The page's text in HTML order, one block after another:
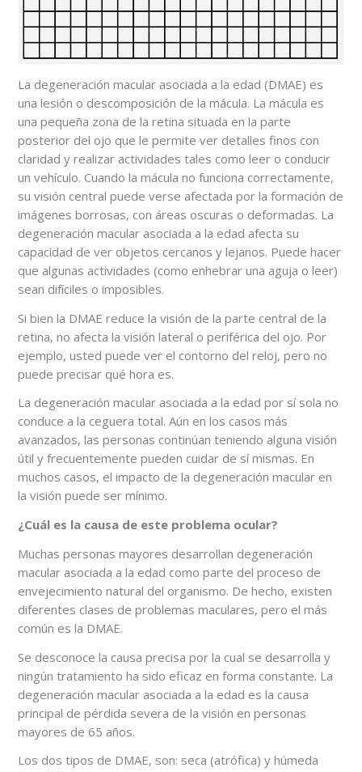
La degeneración macular asociada a la edad (DMAE) es
una lesión o descomposición de la mácula. La mácula es
una pequeña zona de la retina situada en la parte
posterior del ojo que le permite ver detalles finos con
claridad y realizar actividades tales como leer o conducir
un vehículo. Cuando la mácula no funciona correctamente,
su visión central puede verse afectada por la formación de
imágenes borrosas, con áreas oscuras o deformadas. La
degeneración macular asociada a la edad afecta su
capacidad de ver objetos cercanos y lejanos. Puede hacer
que algunas actividades (como enhebrar una aguja o leer)
sean difíciles o imposibles.
Si bien la DMAE reduce la visión de la parte central de la
retina, no afecta la visión lateral o periférica del ojo. Por
ejemplo, usted puede ver el contorno del reloj, pero no
puede precisar qué hora es.
La degeneración macular asociada a la edad por sí sola no
conduce a la ceguera total. Aún en los casos más
avanzados, las personas continúan teniendo alguna visión
útil y frecuentemente pueden cuidar de sí mismas. En
muchos casos, el impacto de la degeneración macular en
la visión puede ser mínimo.
¿Cuál es la causa de este problema ocular?
Muchas personas mayores desarrollan degeneración
macular asociada a la edad como parte del proceso de
envejecimiento natural del organismo. De hecho, existen
diferentes clases de problemas maculares, pero el más
común es la DMAE.
Se desconoce la causa precisa por la cual se desarrolla y
ningún tratamiento ha sido eficaz en forma constante. La
degeneración macular asociada a la edad es la causa
principal de pérdida severa de la visión en personas
mayores de 65 años.
Los dos tipos de DMAE, son: seca (atrófica) y húmeda